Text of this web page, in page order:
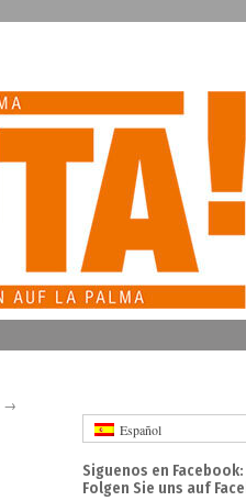
→
Español
Siguenos en Facebook:
Folgen Sie uns auf